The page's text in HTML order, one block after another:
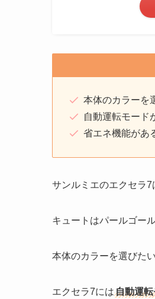
本体のカラーを
自動運転モード
省エネ機能があ
サンルミエのエクセラ7
キュートはパールゴー
本体のカラーを選びた
エクセラ7には自動運